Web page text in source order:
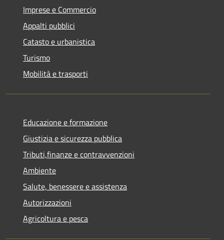
Imprese e Commercio
Appalti pubblici
Catasto e urbanistica
Turismo
Mobilità e trasporti
Educazione e formazione
Giustizia e sicurezza pubblica
Tributi,finanze e contravvenzioni
Ambiente
Salute, benessere e assistenza
Autorizzazioni
Agricoltura e pesca